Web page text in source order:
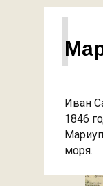
Иван
1846
моря.
I